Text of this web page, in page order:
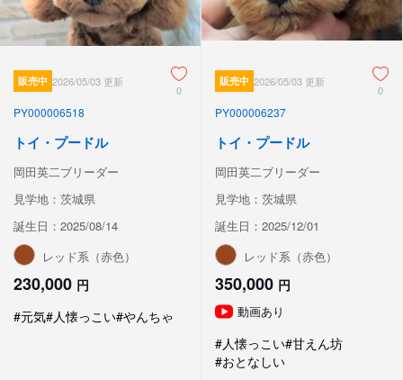
販売中 2026/05/03 更新
0
PY000006518
トイ・プードル
岡田英二ブリーダー
見学地：茨城県
誕生日：2025/08/14
レッド系（赤色）
230,000 円
#元気#人懐っこい#やんちゃ
販売中 2026/05/03 更新
0
PY000006237
トイ・プードル
岡田英二ブリーダー
見学地：茨城県
誕生日：2025/12/01
レッド系（赤色）
350,000 円
動画あり
#人懐っこい#甘えん坊
#おとなしい